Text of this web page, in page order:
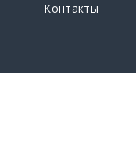
Контакты